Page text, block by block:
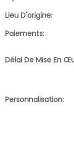
Lieu D'origine:
Paiements:
Délai De Mise En
Personnalisation: